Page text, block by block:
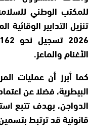
للمكتب الوطني
الأغنام والماعز.
كما أبرز أن عمليات
البيطرية، فضلا عن
الدواجن، بهدف تتبع
قانونية قد ترتبط